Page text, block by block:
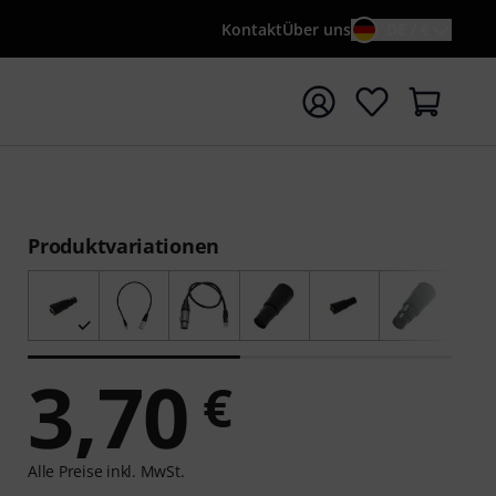
KontaktÜber uns
mit Suchwort {searchTerm} starten
Produktvariationen
3,70 €
Alle Preise inkl. MwSt.